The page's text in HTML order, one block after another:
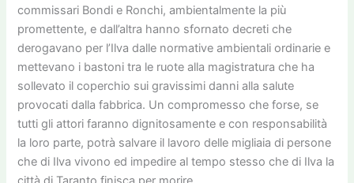
commissari Bondi e Ronchi, ambientalmente la più
promettente, e dall’altra hanno sfornato decreti che
derogavano per l’Ilva dalle normative ambientali ordinarie e
mettevano i bastoni tra le ruote alla magistratura che ha
sollevato il coperchio sui gravissimi danni alla salute
provocati dalla fabbrica. Un compromesso che forse, se
tutti gli attori faranno dignitosamente e con responsabilità
la loro parte, potrà salvare il lavoro delle migliaia di persone
che di Ilva vivono ed impedire al tempo stesso che di Ilva la